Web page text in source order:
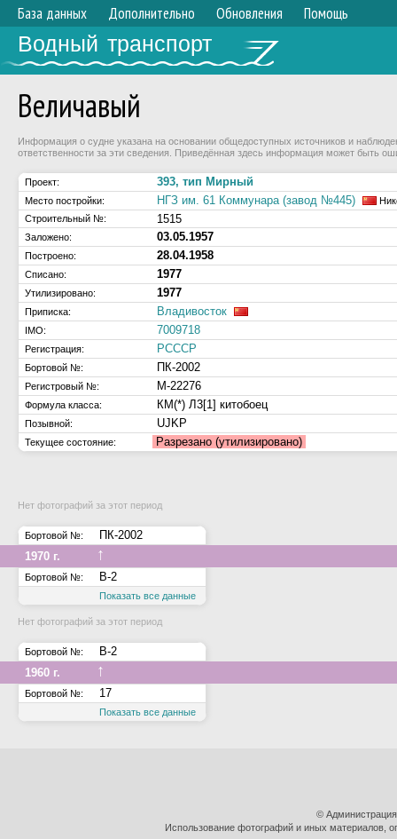
База данных Дополнительно Обновления Помощь
Водный транспорт
Величавый
Информация о судне указана на основании общедоступных источников и
ответственности за эти сведения. Приведённая здесь информация может быть
Проект: 393, тип Мирный
Место постройки: НГЗ им. 61 Коммунара (завод №445)
Строительный №:
1515
Заложено: 03.05.1957
Построено: 28.04.1958
Списано: 1977
Утилизировано: 1977
Приписка: Владивосток
IMO: 7009718
Регистрация: РСССР
Бортовой №: ПК-2002
Регистровый №: М-22276
Формула класса: КМ(*) Л3[1] китобоец
Позывной: UJKP
Текущее состояние: Разрезано (утилизировано)
Нет фотографий за этот период
Бортовой №:
ПК-2002
1970 г.
↑
Бортовой №: B-2
Показать все данные
Нет фотографий за этот период
Бортовой №:
B-2
1960 г.
↑
Бортовой №: 17
Показать все данные
©
Использование фотографий и иных материалов,